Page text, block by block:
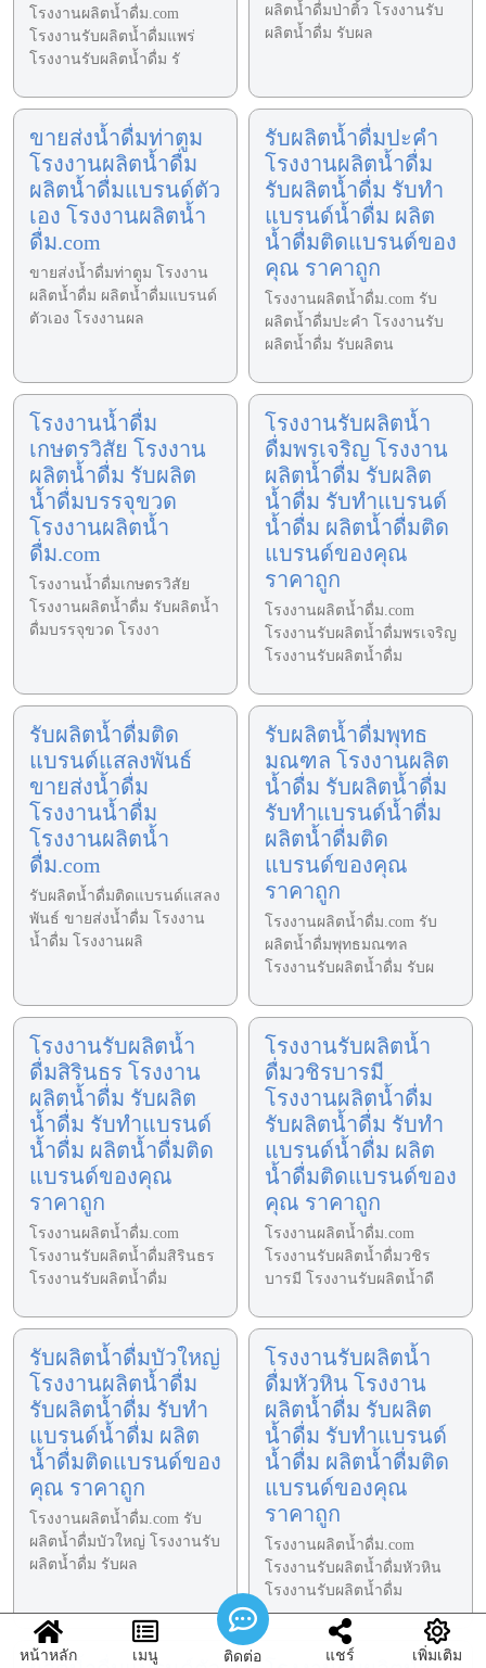
โรงงานผลิตน้ำดื่ม.com
โรงงานรับผลิตน้ำดื่มแพร่
โรงงานรับผลิตน้ำดื่ม รั
ผลิตน้ำดื่มป่าติ้ว โรงงานรับ
ผลิตน้ำดื่ม รับผล
ขายส่งน้ำดื่มท่าตูม
โรงงานผลิตน้ำดื่ม
ผลิตน้ำดื่มแบรนด์ตัว
เอง โรงงานผลิตน้ำ
ดื่ม.com
ขายส่งน้ำดื่มท่าตูม โรงงาน
ผลิตน้ำดื่ม ผลิตน้ำดื่มแบรนด์
ตัวเอง โรงงานผล
รับผลิตน้ำดื่มปะคำ
โรงงานผลิตน้ำดื่ม
รับผลิตน้ำดื่ม รับทำ
แบรนด์น้ำดื่ม ผลิต
น้ำดื่มติดแบรนด์ของ
คุณ ราคาถูก
โรงงานผลิตน้ำดื่ม.com รับ
ผลิตน้ำดื่มปะคำ โรงงานรับ
ผลิตน้ำดื่ม รับผลิตน
โรงงานน้ำดื่ม
เกษตรวิสัย โรงงาน
ผลิตน้ำดื่ม รับผลิต
น้ำดื่มบรรจุขวด
โรงงานผลิตน้ำ
ดื่ม.com
โรงงานน้ำดื่มเกษตรวิสัย
โรงงานผลิตน้ำดื่ม รับผลิตน้ำ
ดื่มบรรจุขวด โรงงา
โรงงานรับผลิตน้ำ
ดื่มพรเจริญ โรงงาน
ผลิตน้ำดื่ม รับผลิต
น้ำดื่ม รับทำแบรนด์
น้ำดื่ม ผลิตน้ำดื่มติด
แบรนด์ของคุณ
ราคาถูก
โรงงานผลิตน้ำดื่ม.com
โรงงานรับผลิตน้ำดื่มพรเจริญ
โรงงานรับผลิตน้ำดื่ม
รับผลิตน้ำดื่มติด
แบรนด์แสลงพันธ์
ขายส่งน้ำดื่ม
โรงงานน้ำดื่ม
โรงงานผลิตน้ำ
ดื่ม.com
รับผลิตน้ำดื่มติดแบรนด์แสลง
พันธ์ ขายส่งน้ำดื่ม โรงงาน
น้ำดื่ม โรงงานผลิ
รับผลิตน้ำดื่มพุทธ
มณฑล โรงงานผลิต
น้ำดื่ม รับผลิตน้ำดื่ม
รับทำแบรนด์น้ำดื่ม
ผลิตน้ำดื่มติด
แบรนด์ของคุณ
ราคาถูก
โรงงานผลิตน้ำดื่ม.com รับ
ผลิตน้ำดื่มพุทธมณฑล
โรงงานรับผลิตน้ำดื่ม รับผ
โรงงานรับผลิตน้ำ
ดื่มสิรินธร โรงงาน
ผลิตน้ำดื่ม รับผลิต
น้ำดื่ม รับทำแบรนด์
น้ำดื่ม ผลิตน้ำดื่มติด
แบรนด์ของคุณ
ราคาถูก
โรงงานผลิตน้ำดื่ม.com
โรงงานรับผลิตน้ำดื่มสิรินธร
โรงงานรับผลิตน้ำดื่ม
โรงงานรับผลิตน้ำ
ดื่มวชิรบารมี
โรงงานผลิตน้ำดื่ม
รับผลิตน้ำดื่ม รับทำ
แบรนด์น้ำดื่ม ผลิต
น้ำดื่มติดแบรนด์ของ
คุณ ราคาถูก
โรงงานผลิตน้ำดื่ม.com
โรงงานรับผลิตน้ำดื่มวชิร
บารมี โรงงานรับผลิตน้ำดื
รับผลิตน้ำดื่มบัวใหญ่
โรงงานผลิตน้ำดื่ม
รับผลิตน้ำดื่ม รับทำ
แบรนด์น้ำดื่ม ผลิต
น้ำดื่มติดแบรนด์ของ
คุณ ราคาถูก
โรงงานผลิตน้ำดื่ม.com รับ
ผลิตน้ำดื่มบัวใหญ่ โรงงานรับ
ผลิตน้ำดื่ม รับผล
โรงงานรับผลิตน้ำ
ดื่มหัวหิน โรงงาน
ผลิตน้ำดื่ม รับผลิต
น้ำดื่ม รับทำแบรนด์
น้ำดื่ม ผลิตน้ำดื่มติด
แบรนด์ของคุณ
ราคาถูก
โรงงานผลิตน้ำดื่ม.com
โรงงานรับผลิตน้ำดื่มหัวหิน
โรงงานรับผลิตน้ำดื่ม
หน้าหลัก เมนู ติดต่อ แชร์ เพิ่มเติม